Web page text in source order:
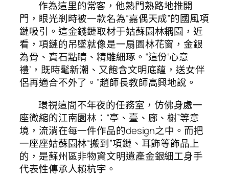
作為這里的常客，他熟門熟路地推開
門，眼光剎時被一款名為“嘉偶天成”的國風項
鏈吸引。這金錢鏈取材于姑蘇園林耦園，近
看，項鏈的吊墜就像是一扇園林花窗，金銀
為骨、寶石點睛、精雕細琢。“這份‘心意
禮’，既時髦新潮、又飽含文明底蘊，送女伴
侶再適合不外了。”趙師長教師高興地說。
環視這間不年夜的任務室，仿佛身處一
座微縮的江南園林：“亭、臺、廊、榭”等意
境，流淌在每一件作品的design之中。而把
一座座姑蘇園林“搬到”項鏈、耳飾等飾品上
的，是蘇州區非物資文明遺產金銀細工身手
代表性傳承人賴杭宇。